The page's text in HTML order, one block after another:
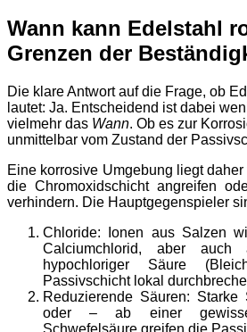
Wann kann Edelstahl
Grenzen der
Die klare Antwort auf die Frage, ob
lautet: Ja. Entscheidend ist dabei
vielmehr das Wann. Ob es zur
unmittelbar vom Zustand der
Eine korrosive Umgebung liegt
die Chromoxidschicht angreifen
verhindern. Die Hauptgegenspieler
Chloride: Ionen aus Salzen
Calciumchlorid, aber auch
hypochloriger Säure
Passivschicht lokal
Reduzierende Säuren:
oder – ab einer
Schwefelsäure greifen die